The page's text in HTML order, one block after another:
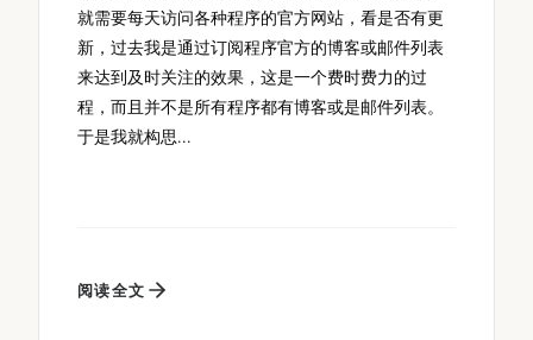
就需要每天访问各种程序的官方网站，看是否有更
新，过去我是通过订阅程序官方的博客或邮件列表
来达到及时关注的效果，这是一个费时费力的过
程，而且并不是所有程序都有博客或是邮件列表。
于是我就构思...
阅读全文